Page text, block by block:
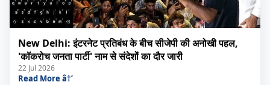
New Delhi: इंटरनेट प्रतिबंध के बीच सीजेपी की अनोखी पहल,
'कॉकरोच जनता पार्टी' नाम से संदेशों का दौर जारी
22 Jul 2026
Read More â†’